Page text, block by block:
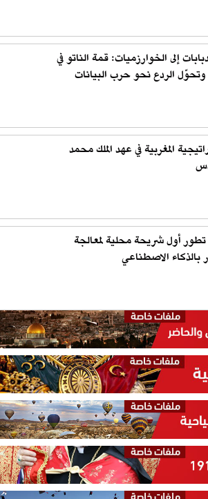
إلى الخوارزميات: قمة الناتو في
وتحوّل الردع نحو حرب البيانات
المغربية في عهد الملك محمد
تطور أول شريحة محلية لمعالجة
بالذكاء الاصطناعي